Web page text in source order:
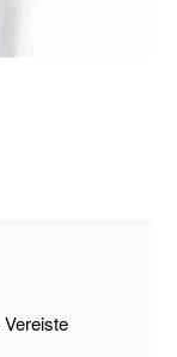
Vereiste